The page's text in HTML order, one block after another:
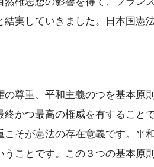
実していきました。日本国憲
尊重、平和主義のつを基本原
かつ最高の権威を有すること
こそが憲法の存在意義です。平
ことです。この３つの基本原